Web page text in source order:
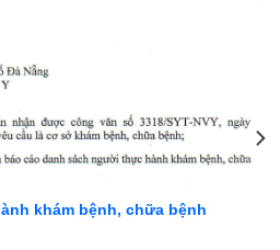
khám bệnh, chữa bệnh